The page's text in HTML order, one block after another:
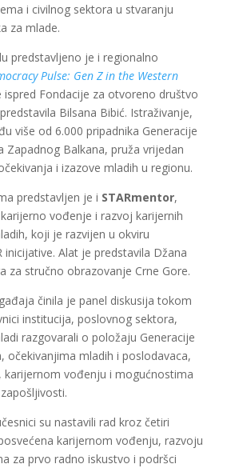
i civilnog sektora u stvaranju
za mlade.
predstavljeno je i regionalno
Pulse: Gen Z in the Western
ispred Fondacije za otvoreno društvo
Bilsana Bibić. Istraživanje,
više od 6.000 pripadnika Generacije
Zapadnog Balkana, pruža vrijedan
i izazove mladih u regionu.
predstavljen je i STARmentor,
vođenje i razvoj karijernih
koji je razvijen u okviru
inicijative. Alat je predstavila Džana
za stručno obrazovanje Crne Gore.
činila je panel diskusija tokom
institucija, poslovnog sektora,
razgovarali o položaju Generacije
očekivanjima mladih i poslodavaca,
karijernom vođenju i mogućnostima
su nastavili rad kroz četiri
karijernom vođenju, razvoju
za prvo radno iskustvo i podršci